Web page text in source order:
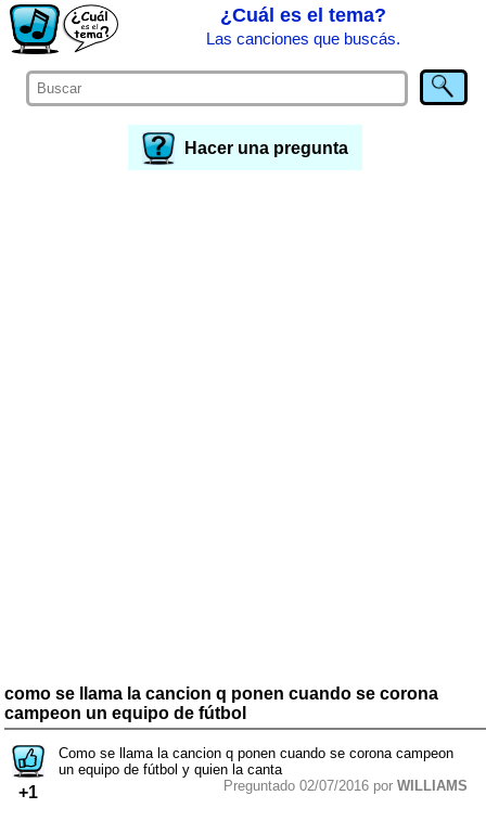
¿Cuál es el tema?
Las canciones que buscás.
Hacer una pregunta
como se llama la cancion q ponen cuando se corona
campeon un equipo de fútbol
+1
Como se llama la cancion q ponen cuando se corona campeon
un equipo de fútbol y quien la canta
Preguntado 02/07/2016 por WILLIAMS